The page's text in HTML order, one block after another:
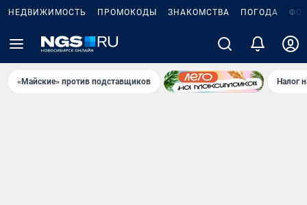
НЕДВИЖИМОСТЬ ПРОМОКОДЫ ЗНАКОМСТВА ПОГОДА
«Майские» против подставщиков Налог